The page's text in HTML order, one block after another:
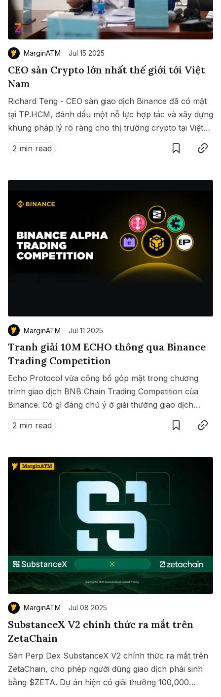
MarginATM Jul 15 2025
CEO sàn Crypto lớn nhất thế giới tới Việt
Nam
Richard Teng - CEO sàn giao dịch Binance đã có mặt
tại TP.HCM, đánh dấu một nỗ lực hợp tác và xây dựng
khung pháp lý rõ ràng cho thị trường crypto tại Việt
Nam.
2 min read
SaveCopy link
MarginATM Jul 11 2025
Tranh giải 10M ECHO thông qua Binance
Trading Competition
Echo Protocol vừa công bố góp mặt trong chương
trình giao dịch BNB Chain Trading Competition của
Binance. Có gì đáng chú ý ở giải thưởng giao dịch
này?
2 min read
SaveCopy link
MarginATM Jul 08 2025
SubstanceX V2 chính thức ra mắt trên
ZetaChain
Sàn Perp Dex SubstanceX V2 chính thức ra mắt trên
ZetaChain, cho phép người dùng giao dịch phái sinh
bằng $ZETA. Dự án hiện có giải thưởng 100,000
SaveCopy link